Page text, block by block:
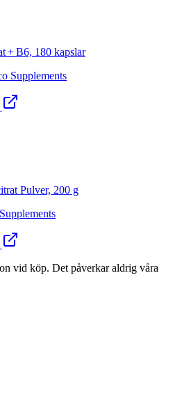
+ B6, 180 kapslar
Supplements
Pulver, 200 g
vid köp. Det påverkar aldrig våra